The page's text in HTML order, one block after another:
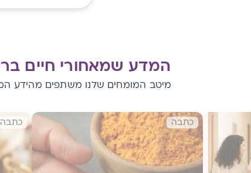
המדע שמאחורי חיים
מיטב המומחים שלנו משתפים מהידע
כתבה כתבה